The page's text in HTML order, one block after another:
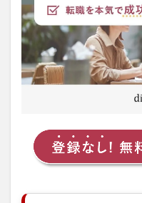
の強
業務
内容
の目
安
株
Macbee